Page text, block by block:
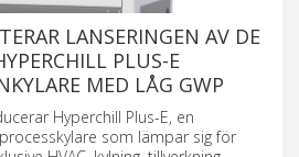
LANSERINGEN AV DE
PLUS-E
MED LÅG GWP
Hyperchill Plus-E, en
som lämpar sig för